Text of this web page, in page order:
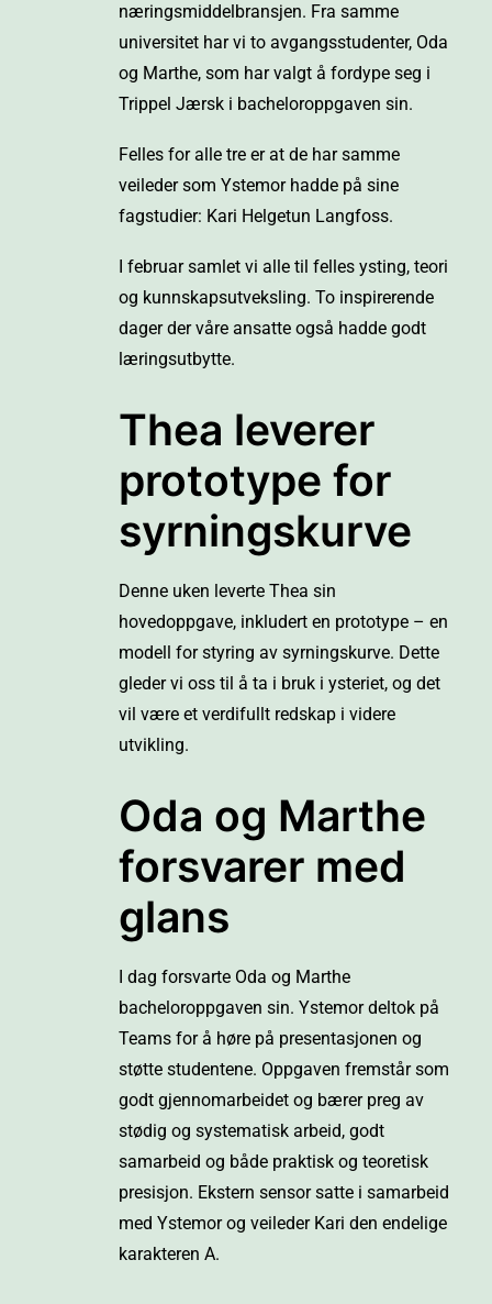
næringsmiddelbransjen. Fra samme
universitet har vi to avgangsstudenter, Oda
og Marthe, som har valgt å fordype seg i
Trippel Jærsk i bacheloroppgaven sin.
Felles for alle tre er at de har samme
veileder som Ystemor hadde på sine
fagstudier: Kari Helgetun Langfoss.
I februar samlet vi alle til felles ysting, teori
og kunnskapsutveksling. To inspirerende
dager der våre ansatte også hadde godt
læringsutbytte.
Thea leverer
prototype for
syrningskurve
Denne uken leverte Thea sin
hovedoppgave, inkludert en prototype – en
modell for styring av syrningskurve. Dette
gleder vi oss til å ta i bruk i ysteriet, og det
vil være et verdifullt redskap i videre
utvikling.
Oda og Marthe
forsvarer med
glans
I dag forsvarte Oda og Marthe
bacheloroppgaven sin. Ystemor deltok på
Teams for å høre på presentasjonen og
støtte studentene. Oppgaven fremstår som
godt gjennomarbeidet og bærer preg av
stødig og systematisk arbeid, godt
samarbeid og både praktisk og teoretisk
presisjon. Ekstern sensor satte i samarbeid
med Ystemor og veileder Kari den endelige
karakteren A.